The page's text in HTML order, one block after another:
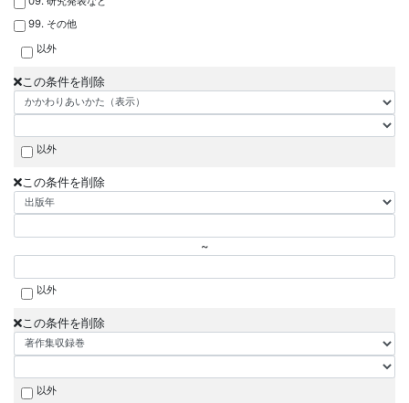
99. その他
以外
この条件を削除
以外
この条件を削除
~
以外
この条件を削除
以外